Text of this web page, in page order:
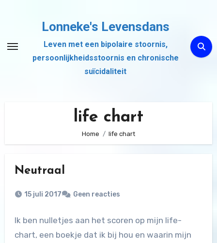
inhoud
Lonneke's Levensdans
Leven met een bipolaire stoornis,
persoonlijkheidsstoornis en chronische
suïcidaliteit
life chart
Home life chart
Neutraal
15 juli 2017 Geen reacties
Ik ben nulletjes aan het scoren op mijn life-
chart, een boekje dat ik bij hou en waarin mijn